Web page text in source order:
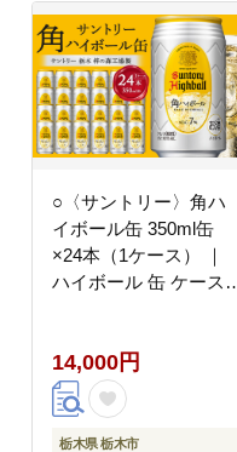
○〈サントリー〉角ハ
イボール缶 350ml缶
×24本（1ケース） ｜
ハイボール 缶 ケース
SUNTORY サントリー
角瓶 酒 さけ 人気 高評
価 おすすめ 栃木市
14,000円
栃木県 栃木市